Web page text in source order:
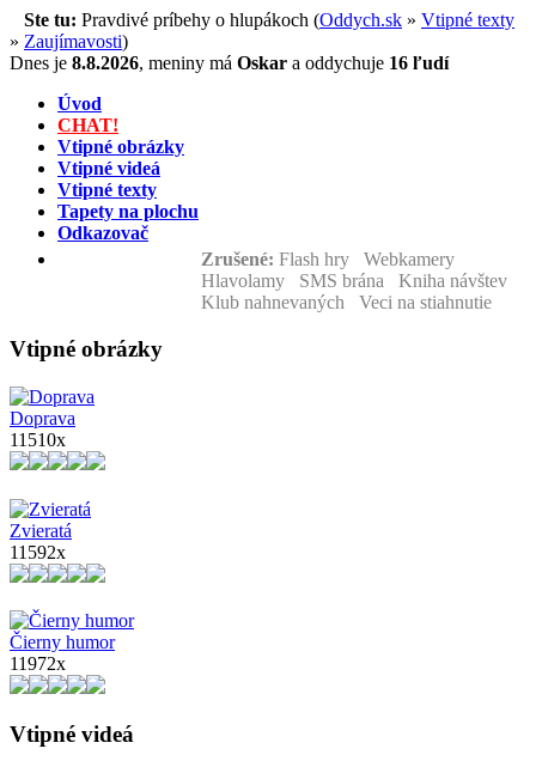
Ste tu: Pravdivé príbehy o hlupákoch (Oddych.sk » Vtipné texty
» Zaujímavosti)
Dnes je 8.8.2026, meniny má Oskar a oddychuje 16 ľudí
Úvod
CHAT!
Vtipné obrázky
Vtipné videá
Vtipné texty
Tapety na plochu
Odkazovač
Zrušené: Flash hry Webkamery
Hlavolamy SMS brána Kniha návštev
Klub nahnevaných Veci na stiahnutie
Vtipné obrázky
Doprava
11510x
Zvieratá
11592x
Čierny humor
11972x
Vtipné videá